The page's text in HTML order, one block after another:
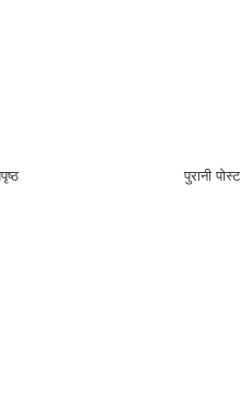
पुरानी पोस्ट